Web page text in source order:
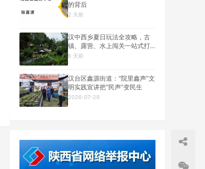
的背后
2 天前
汉中西乡夏日玩法全攻略，古
镇、露营、水上闯关一站式打
卡
6 天前
汉台区鑫源街道：“院里鑫声”文
明实践宣讲把“民声”变民生
2026-07-29